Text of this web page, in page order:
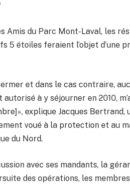
Amis du Parc Mont-Laval, les
5 étoiles feraient l’objet d’une
et dans le cas contraire,
à y séjourner en 2010,
explique Jacques Bertrand,
voué à la protection et au
du Nord.
avec ses mandants, la
des opérations, les